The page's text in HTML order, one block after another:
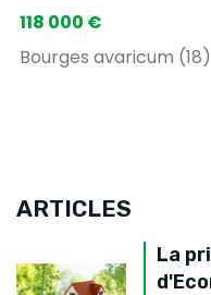
118 000 €
Bourges avaricum (18)
ARTICLES
La